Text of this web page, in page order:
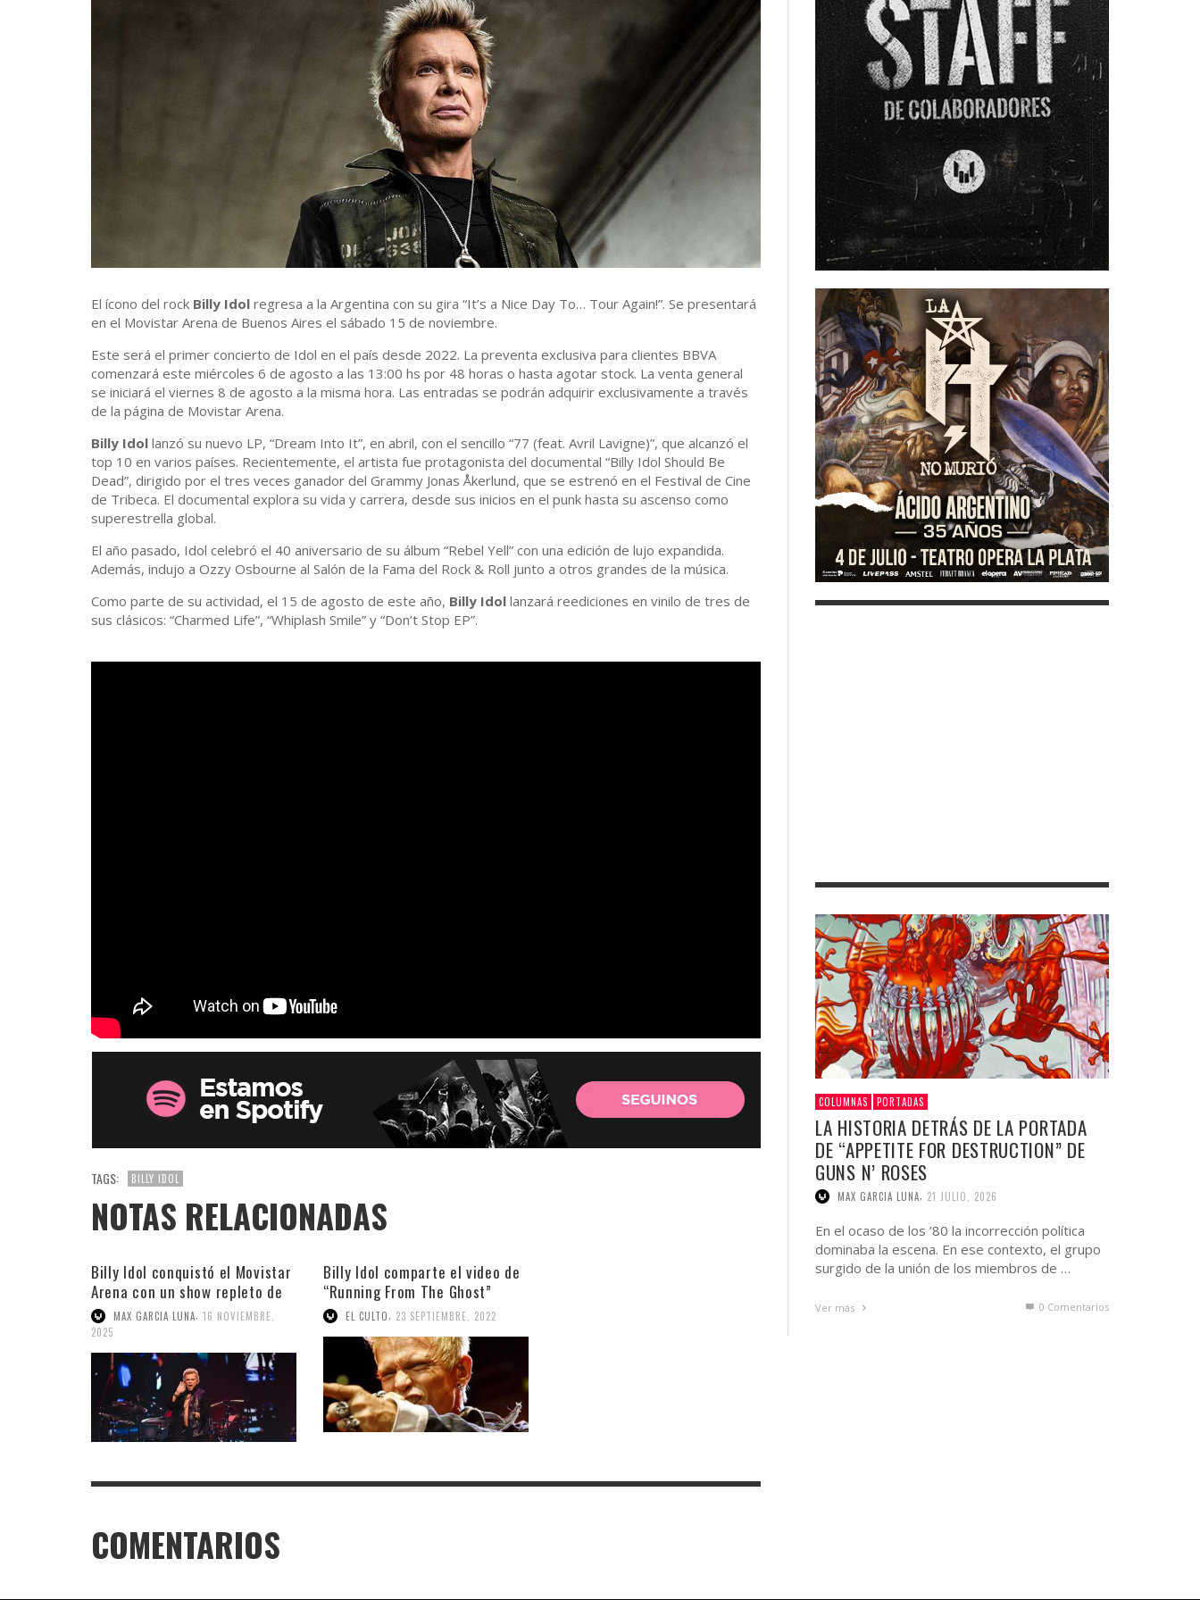
El ícono del rock Billy Idol regresa a la Argentina con su gira “It’s a Nice Day To… Tour Again!”. Se presentará
en el Movistar Arena de Buenos Aires el sábado 15 de noviembre.
Este será el primer concierto de Idol en el país desde 2022. La preventa exclusiva para clientes BBVA
comenzará este miércoles 6 de agosto a las 13:00 hs por 48 horas o hasta agotar stock. La venta general
se iniciará el viernes 8 de agosto a la misma hora. Las entradas se podrán adquirir exclusivamente a través
de la página de Movistar Arena.
Billy Idol lanzó su nuevo LP, “Dream Into It”, en abril, con el sencillo “77 (feat. Avril Lavigne)”, que alcanzó el
top 10 en varios países. Recientemente, el artista fue protagonista del documental “Billy Idol Should Be
Dead”, dirigido por el tres veces ganador del Grammy Jonas Åkerlund, que se estrenó en el Festival de Cine
de Tribeca. El documental explora su vida y carrera, desde sus inicios en el punk hasta su ascenso como
superestrella global.
El año pasado, Idol celebró el 40 aniversario de su álbum “Rebel Yell” con una edición de lujo expandida.
Además, indujo a Ozzy Osbourne al Salón de la Fama del Rock & Roll junto a otros grandes de la música.
Como parte de su actividad, el 15 de agosto de este año, Billy Idol lanzará reediciones en vinilo de tres de
sus clásicos: “Charmed Life”, “Whiplash Smile” y “Don’t Stop EP”.
TAGS: BILLY IDOL
NOTAS RELACIONADAS
Billy Idol conquistó el Movistar
Arena con un show repleto de
hitsMAX GARCIA LUNA 16 NOVIEMBRE,
2025
Billy Idol comparte el video de
“Running From The Ghost”
EL CULTO 23 SEPTIEMBRE, 2022
COMENTARIOS
COLUMNAS PORTADAS
LA HISTORIA DETRÁS DE LA PORTADA
DE “APPETITE FOR DESTRUCTION” DE
GUNS N’ ROSES
MAX GARCIA LUNA, 21 JULIO, 2026
En el ocaso de los ’80 la incorrección política
dominaba la escena. En ese contexto, el grupo
surgido de la unión de los miembros de …
Ver más 0 Comentarios